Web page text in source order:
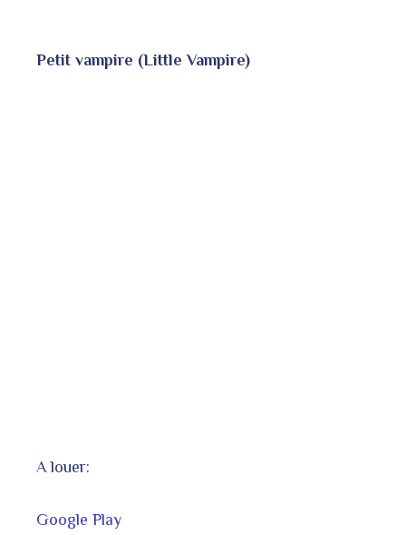
Petit vampire (Little Vampire)
A louer:
Google Play